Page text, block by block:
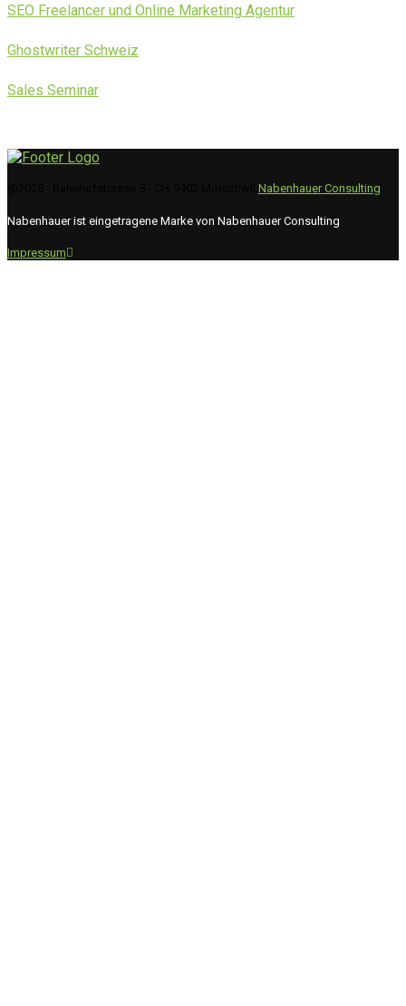
SEO Freelancer und Online Marketing Agentur
Ghostwriter Schweiz
Sales Seminar
Nabenhauer Consulting
Nabenhauer ist eingetragene Marke von Nabenhauer Consulting
Impressum